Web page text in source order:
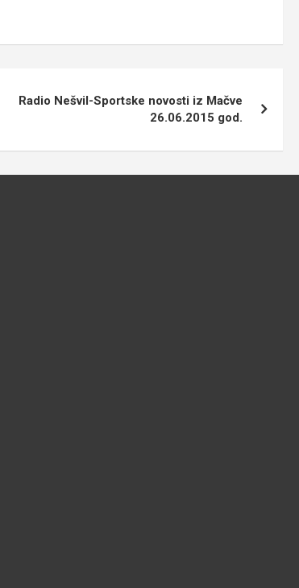
Radio Nešvil-Sportske novosti iz Mačve
26.06.2015 god.